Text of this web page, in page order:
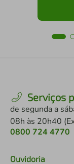
Serviços
de segunda a
08h às 20h40
0800 724 4770
Ouvidoria